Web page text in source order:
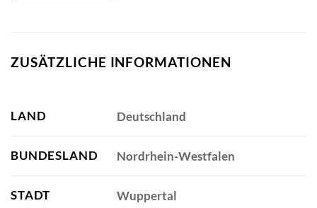
ZUSÄTZLICHE INFORMATIONEN
LAND Deutschland
BUNDESLAND Nordrhein-Westfalen
STADT Wuppertal